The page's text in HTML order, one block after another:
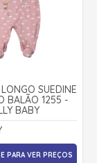
SUEDINE
BALÃO 1255 -
BABY
PARA VER PREÇOS